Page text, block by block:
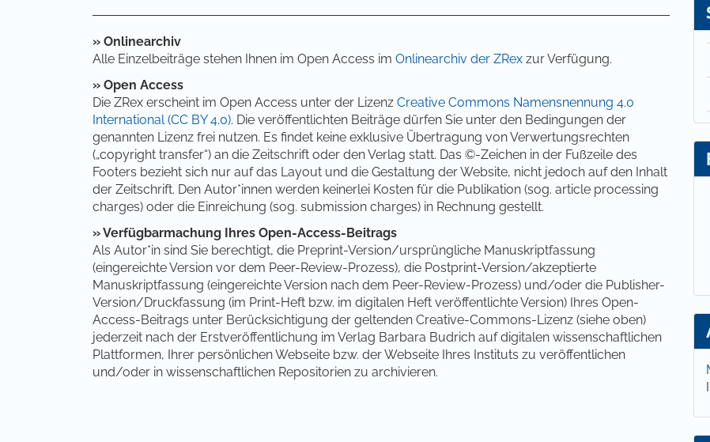
» Onlinearchiv
Alle Einzelbeiträge stehen Ihnen im Open Access im Onlinearchiv der ZRex zur Verfügung.
» Open Access
Die ZRex erscheint im Open Access unter der Lizenz Creative Commons Namensnennung 4.0
International (CC BY 4.0). Die veröffentlichten Beiträge dürfen Sie unter den Bedingungen der
genannten Lizenz frei nutzen. Es findet keine exklusive Übertragung von Verwertungsrechten
(„copyright transfer“) an die Zeitschrift oder den Verlag statt. Das ©-Zeichen in der Fußzeile des
Footers bezieht sich nur auf das Layout und die Gestaltung der Website, nicht jedoch auf den Inhalt
der Zeitschrift. Den Autor*innen werden keinerlei Kosten für die Publikation (sog. article processing
charges) oder die Einreichung (sog. submission charges) in Rechnung gestellt.
»Verfügbarmachung Ihres Open-Access-Beitrags
Als Autor*in sind Sie berechtigt, die Preprint-Version/ursprüngliche Manuskriptfassung
(eingereichte Version vor dem Peer-Review-Prozess), die Postprint-Version/akzeptierte
Manuskriptfassung (eingereichte Version nach dem Peer-Review-Prozess) und/oder die Publisher-
Version/Druckfassung (im Print-Heft bzw. im digitalen Heft veröffentlichte Version) Ihres Open-
Access-Beitrags unter Berücksichtigung der geltenden Creative-Commons-Lizenz (siehe oben)
jederzeit nach der Erstveröffentlichung im Verlag Barbara Budrich auf digitalen wissenschaftlichen
Plattformen, Ihrer persönlichen Webseite bzw. der Webseite Ihres Instituts zu veröffentlichen
und/oder in wissenschaftlichen Repositorien zu archivieren.